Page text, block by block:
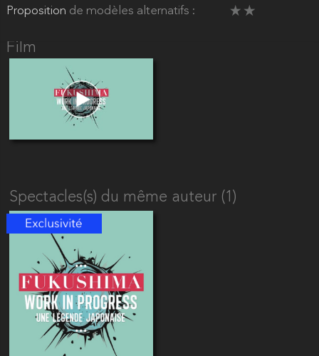
Proposition de modèles alternatifs :
Film
Spectacles(s) du même auteur (1)